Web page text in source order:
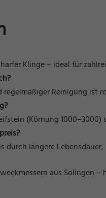
Klinge – ideal für
Reinigung ist
(Körnung
durch längere
aus Solingen –